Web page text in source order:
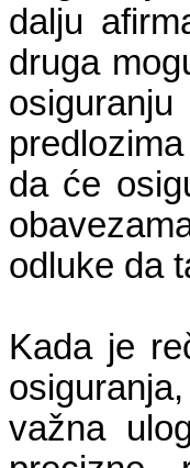
dalju
druga
da će
odluke da
Kada je
važna